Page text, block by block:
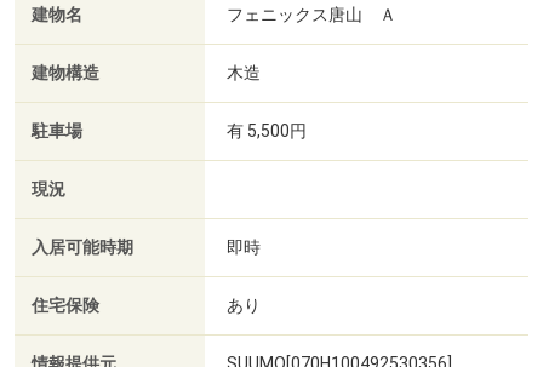
建物名 フェニックス唐山 Ａ
建物構造 木造
駐車場 有 5,500円
現況
入居可能時期 即時
住宅保険 あり
SUUMO[070H100492530356]